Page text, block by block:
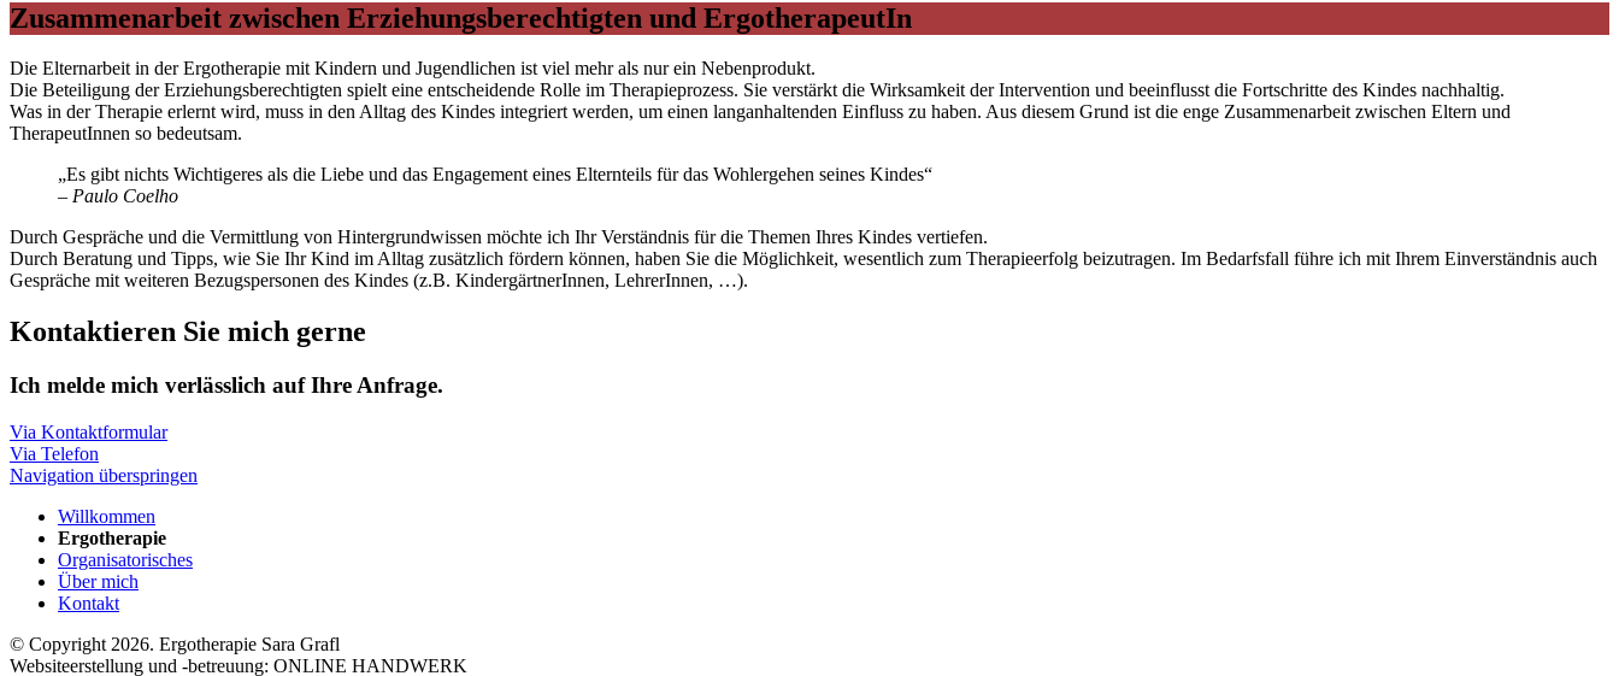
Zusammenarbeit zwischen Erziehungsberechtigten und ErgotherapeutIn
Die Elternarbeit in der Ergotherapie mit Kindern und Jugendlichen ist viel mehr als nur ein Nebenprodukt.
Die Beteiligung der Erziehungsberechtigten spielt eine entscheidende Rolle im Therapieprozess. Sie verstärkt die Wirksamkeit der Intervention und beeinflusst die Fortschritte des Kindes nachhaltig.
Was in der Therapie erlernt wird, muss in den Alltag des Kindes integriert werden, um einen langanhaltenden Einfluss zu haben. Aus diesem Grund ist die enge Zusammenarbeit zwischen Eltern und
TherapeutInnen so bedeutsam.
„Es gibt nichts Wichtigeres als die Liebe und das Engagement eines Elternteils für das Wohlergehen seines Kindes“
– Paulo Coelho
Durch Gespräche und die Vermittlung von Hintergrundwissen möchte ich Ihr Verständnis für die Themen Ihres Kindes vertiefen.
Durch Beratung und Tipps, wie Sie Ihr Kind im Alltag zusätzlich fördern können, haben Sie die Möglichkeit, wesentlich zum Therapieerfolg beizutragen. Im Bedarfsfall führe ich mit Ihrem Einverständnis auch
Gespräche mit weiteren Bezugspersonen des Kindes (z.B. KindergärtnerInnen, LehrerInnen, …).
Kontaktieren Sie mich gerne
Ich melde mich verlässlich auf Ihre Anfrage.
Via Kontaktformular
Via Telefon
Navigation überspringen
Willkommen
Ergotherapie
Organisatorisches
Über mich
Kontakt
© Copyright 2026. Ergotherapie Sara Grafl
Websiteerstellung und -betreuung: ONLINE HANDWERK